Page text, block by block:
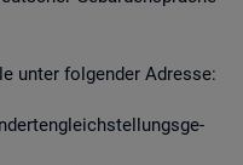
unter fol­gen­der Adres­se: